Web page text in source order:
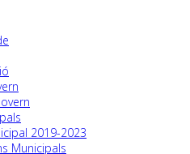
2019-2023
Municipals